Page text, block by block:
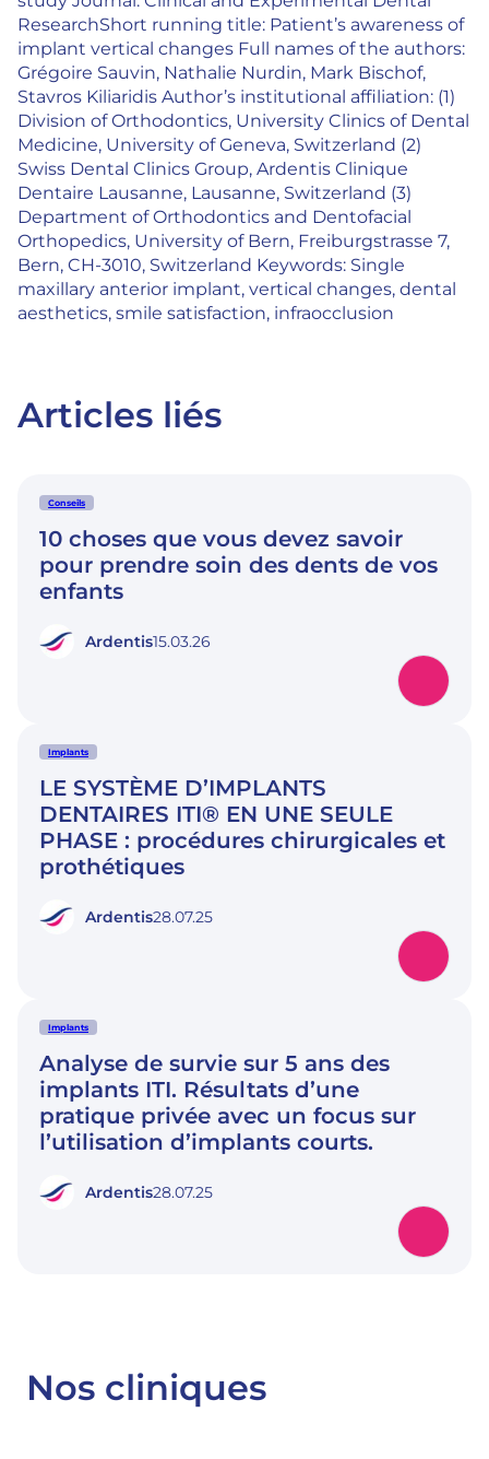
ResearchShort running title: Patient’s awareness of
implant vertical changes Full names of the authors:
Grégoire Sauvin, Nathalie Nurdin, Mark Bischof,
Stavros Kiliaridis Author’s institutional affiliation: (1)
Division of Orthodontics, University Clinics of Dental
Medicine, University of Geneva, Switzerland (2)
Swiss Dental Clinics Group, Ardentis Clinique
Dentaire Lausanne, Lausanne, Switzerland (3)
Department of Orthodontics and Dentofacial
Orthopedics, University of Bern, Freiburgstrasse 7,
Bern, CH-3010, Switzerland Keywords: Single
maxillary anterior implant, vertical changes, dental
aesthetics, smile satisfaction, infraocclusion
Articles liés
Conseils
10 choses que vous devez savoir
pour prendre soin des dents de vos
enfants
Ardentis15.03.26
Implants
LE SYSTÈME D’IMPLANTS
DENTAIRES ITI® EN UNE SEULE
PHASE : procédures chirurgicales et
prothétiques
Ardentis28.07.25
Implants
Analyse de survie sur 5 ans des
implants ITI. Résultats d’une
pratique privée avec un focus sur
l’utilisation d’implants courts.
Ardentis28.07.25
Nos cliniques